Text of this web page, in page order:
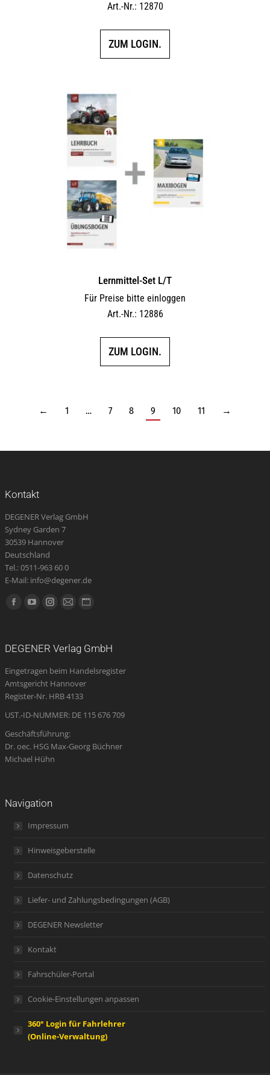
Bewertet mit
Art.-Nr.: 12870
ZUM LOGIN.
Lernmittel-Set L/T
Für Preise bitte einloggen
Art.-Nr.: 12886
ZUM LOGIN.
← 1 … 7 8 9 10 11 →
Kontakt
DEGENER Verlag GmbH
Sydney Garden 7
30539 Hannover
Deutschland
Tel.: 0511-963 60 0
E-Mail: info@degener.de
Finden Sie uns auf:
Facebook
new
window
YouTube
new
window
Instagram
new
window
E-
opens
in
new
Website
new
DEGENER Verlag GmbH
Eingetragen beim Handelsregister
Amtsgericht Hannover
Register-Nr. HRB 4133
UST.-ID-NUMMER: DE 115 676 709
Geschäftsführung:
Dr. oec. HSG Max-Georg Büchner
Michael Hühn
Navigation
Impressum
Hinweisgeberstelle
Datenschutz
Liefer- und Zahlungsbedingungen (AGB)
DEGENER Newsletter
Kontakt
Fahrschüler-Portal
Cookie-Einstellungen anpassen
360° Login für Fahrlehrer
(Online-Verwaltung)